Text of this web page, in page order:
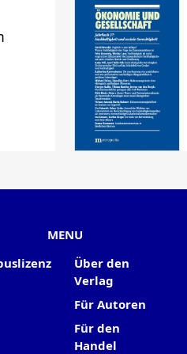
MENU
Über den
Verlag
Für Autoren
Für den
Handel